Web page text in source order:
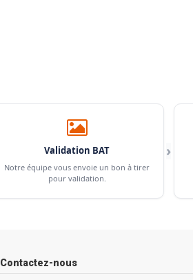
Validation BAT
Notre équipe vous envoie un bon à tirer
pour validation.
›
Contactez-nous